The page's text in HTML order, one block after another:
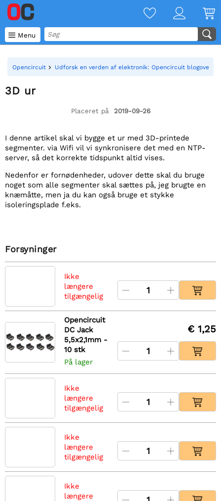
 Menu
Opencircuit Udforsk en verden af elektronik: Opencircuit blogoversigt
3D ur
Placeret på 2019-09-26
I denne artikel skal vi bygge et ur med 3D-printede
segmenter. via Wifi vil vi synkronisere det med en NTP-
server, så det korrekte tidspunkt altid vises.
Nedenfor er fornødenheder, udover dette skal du bruge
noget som alle segmenter skal sættes på, jeg brugte en
knæmåtte, men ja du kan også bruge et stykke
isoleringsplade f.eks.
Forsyninger
Ikke
længere
tilgængelig
Opencircuit
DC Jack
5,5x2,1mm -
10 stk
På lager
€ 1,25
Ikke
længere
tilgængelig
Ikke
længere
tilgængelig
Ikke
længere